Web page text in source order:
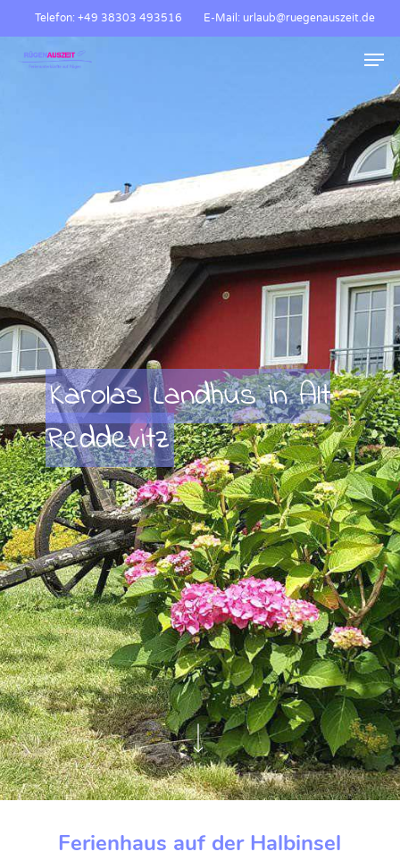
to
main
Telefon: +49 38303 493516 E-Mail: urlaub@ruegenauszeit.de
Karolas Landhus in Alt
Reddevitz
Ferienhaus auf der Halbinsel